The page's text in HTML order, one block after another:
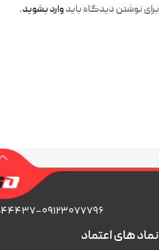
برای نوشتن دیدگاه باید وارد بشوید.
۰۲۱۸۸۵۴۰۲۱۴-
نماد های اعتماد